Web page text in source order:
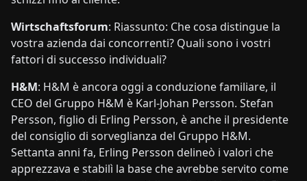
Wirtschaftsforum: Riassunto: Che cosa distingue la
vostra azienda dai concorrenti? Quali sono i vostri
fattori di successo individuali?
H&M: H&M è ancora oggi a conduzione familiare, il
CEO del Gruppo H&M è Karl-Johan Persson. Stefan
Persson, figlio di Erling Persson, è anche il presidente
del consiglio di sorveglianza del Gruppo H&M.
Settanta anni fa, Erling Persson delineò i valori che
apprezzava e stabilì la base che avrebbe servito come